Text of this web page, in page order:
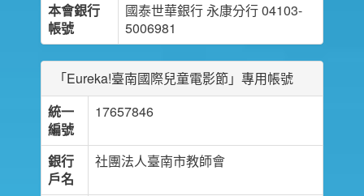
本會銀行
帳號
國泰世華銀行 永康分行 04103-
5006981
「Eureka!臺南國際兒童電影節」專用帳號
統一
編號
17657846
銀行
戶名
社團法人臺南市教師會